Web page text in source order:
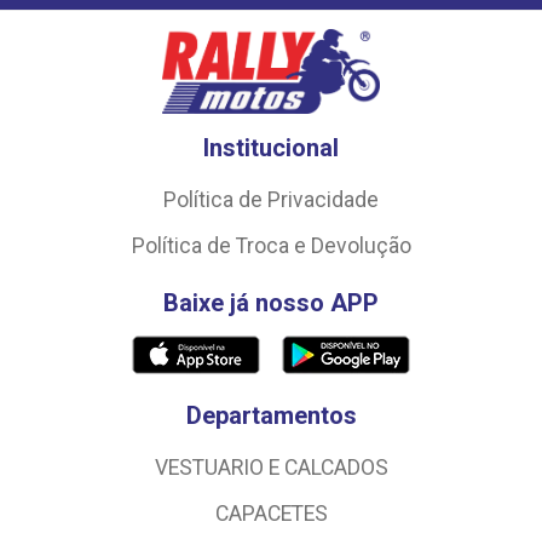
Institucional
Política de Privacidade
Política de Troca e Devolução
Baixe já nosso APP
Departamentos
VESTUARIO E CALCADOS
CAPACETES